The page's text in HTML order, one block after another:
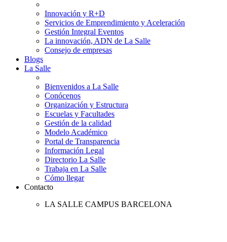
Innovación y R+D
Servicios de Emprendimiento y Aceleración
Gestión Integral Eventos
La innovación, ADN de La Salle
Consejo de empresas
Blogs
La Salle
Bienvenidos a La Salle
Conócenos
Organización y Estructura
Escuelas y Facultades
Gestión de la calidad
Modelo Académico
Portal de Transparencia
Información Legal
Directorio La Salle
Trabaja en La Salle
Cómo llegar
Contacto
LA SALLE CAMPUS BARCELONA